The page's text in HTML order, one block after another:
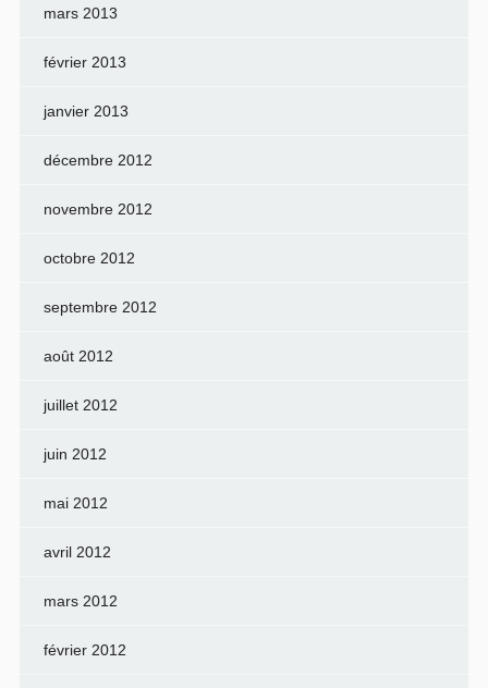
mars 2013
février 2013
janvier 2013
décembre 2012
novembre 2012
octobre 2012
septembre 2012
août 2012
juillet 2012
juin 2012
mai 2012
avril 2012
mars 2012
février 2012